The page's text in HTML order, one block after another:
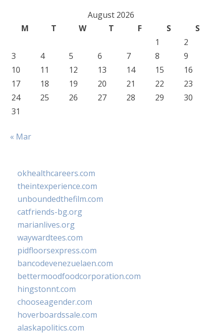
August 2026
M
T W T F S
S
1
2
3
4 5 6 7 8
9
10
11 12 13 14 15
16
17
18 19 20 21 22
23
24
25 26 27 28 29
30
31
« Mar
okhealthcareers.com
theintexperience.com
unboundedthefilm.com
catfriends-bg.org
marianlives.org
waywardtees.com
pidfloorsexpress.com
bancodevenezuelaen.com
bettermoodfoodcorporation.com
hingstonnt.com
chooseagender.com
hoverboardssale.com
alaskapolitics.com